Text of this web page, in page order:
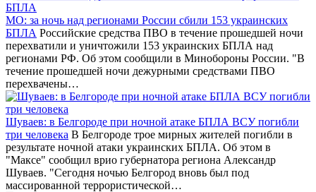
МО: за ночь над регионами России сбили 153 украинских
БПЛА Российские средства ПВО в течение прошедшей ночи
перехватили и уничтожили 153 украинских БПЛА над
регионами РФ. Об этом сообщили в Минобороны России. "В
течение прошедшей ночи дежурными средствами ПВО
перехвачены…
Шуваев: в Белгороде при ночной атаке БПЛА ВСУ погибли
три человека В Белгороде трое мирных жителей погибли в
результате ночной атаки украинских БПЛА. Об этом в
"Максе" сообщил врио губернатора региона Александр
Шуваев. "Сегодня ночью Белгород вновь был под
массированной террористической…